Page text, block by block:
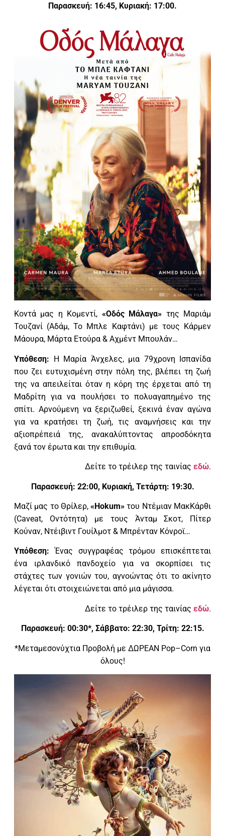
Παρασκευή: 16:45, Κυριακή: 17:00.
Κοντά μας η Κομεντί, «Οδός Μάλαγα» της Μαριάμ
Τουζανί (Αδάμ, Το Μπλε Καφτάνι) με τους Κάρμεν
Μάουρα, Μάρτα Ετούρα & Αχμέντ Μπουλάν…
Υπόθεση: H Μαρία Άνχελες, μια 79χρονη Ισπανίδα
που ζει ευτυχισμένη στην πόλη της, βλέπει τη ζωή
της να απειλείται όταν η κόρη της έρχεται από τη
Μαδρίτη για να πουλήσει το πολυαγαπημένο της
σπίτι. Αρνούμενη να ξεριζωθεί, ξεκινά έναν αγώνα
για να κρατήσει τη ζωή, τις αναμνήσεις και την
αξιοπρέπειά της, ανακαλύπτοντας απροσδόκητα
ξανά τον έρωτα και την επιθυμία.
Δείτε το τρέιλερ της ταινίας εδώ.
Παρασκευή: 22:00, Κυριακή, Τετάρτη: 19:30.
Μαζί μας το Θρίλερ,«Hokum» του Ντέμιαν ΜακΚάρθι
(Caveat,
Οντότητα) με τους Άνταμ Σκοτ, Πίτερ
Κούναν, Ντέιβιντ Γουίλμοτ & Μπρένταν Κόνροϊ…
Υπόθεση: Ένας συγγραφέας τρόμου επισκέπτεται
ένα ιρλανδικό πανδοχείο για να σκορπίσει τις
στάχτες των γονιών του, αγνοώντας ότι το ακίνητο
λέγεται ότι στοιχειώνεται από μια μάγισσα.
Δείτε το τρέιλερ της ταινίας εδώ.
Παρασκευή: 00:30*, Σάββατο: 22:30, Τρίτη: 22:15.
*Μεταμεσονύχτια Προβολή με ΔΩΡΕΑΝ Pop–Corn για
όλους!